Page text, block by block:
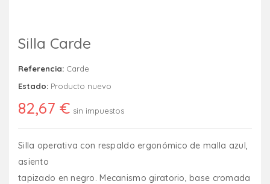
Silla Carde
Referencia: Carde
Estado: Producto nuevo
82,67 € sin impuestos
Silla operativa con respaldo ergonómico de malla azul,
asiento
tapizado en negro. Mecanismo giratorio, base cromada